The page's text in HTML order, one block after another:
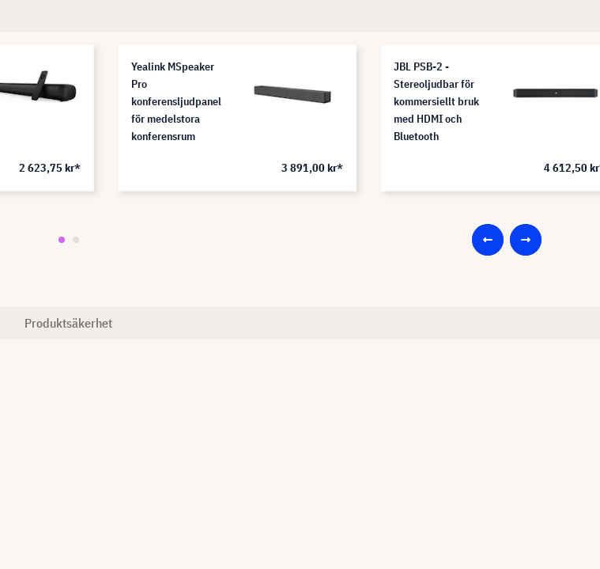
2 623,75 kr*
Yealink MSpeaker
Pro
konferensljudpanel
för medelstora
konferensrum
3 891,00 kr*
JBL PSB-2 -
Stereoljudbar för
kommersiellt bruk
med HDMI och
Bluetooth
4 612,50
Produktsäkerhet